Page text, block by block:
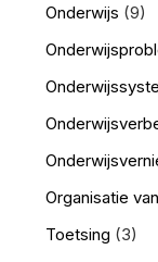
Onderwijs (9)
Organisatie
Toetsing (3)